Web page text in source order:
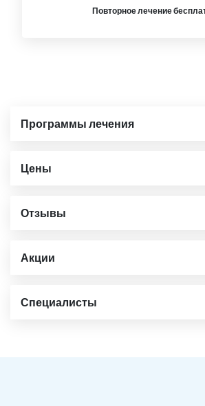
Повторное лечение
Программы лечения
Цены
Отзывы
Акции
Специалисты